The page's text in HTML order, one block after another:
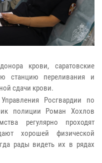
крови, саратовские
станцию переливания и
сдачи крови.
Росгвардии по
полиции Роман Хохлов
регулярно проходят
хорошей физической
рады видеть их в рядах